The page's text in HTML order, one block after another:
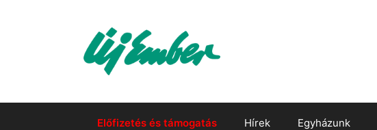
Előfizetés és támogatás Hírek Egyházunk